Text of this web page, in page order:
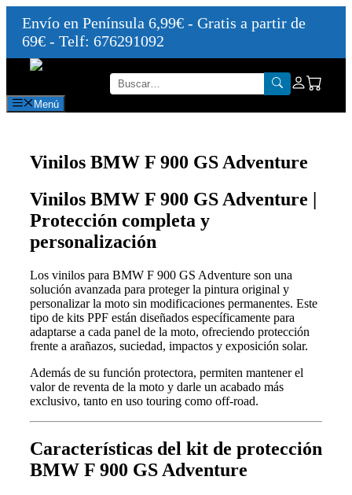
Envío en Península 6,99€ - Gratis a partir de
69€ - Telf: 676291092
Saltar
contenido
Menú
Vinilos BMW F 900 GS Adventure
Vinilos BMW F 900 GS Adventure |
Protección completa y
personalización
Los vinilos para BMW F 900 GS Adventure son una
solución avanzada para proteger la pintura original y
personalizar la moto sin modificaciones permanentes. Este
tipo de kits PPF están diseñados específicamente para
adaptarse a cada panel de la moto, ofreciendo protección
frente a arañazos, suciedad, impactos y exposición solar.
Además de su función protectora, permiten mantener el
valor de reventa de la moto y darle un acabado más
exclusivo, tanto en uso touring como off-road.
Características del kit de protección
BMW F 900 GS Adventure